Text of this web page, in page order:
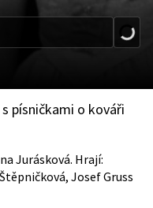
písničkami o kováři
Jurásková. Hrají:
Josef Gruss